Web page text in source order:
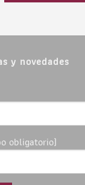
y novedades
obligatorio)